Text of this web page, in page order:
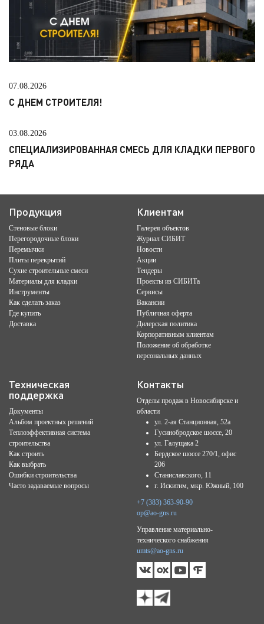
07.08.2026
С ДНЕМ СТРОИТЕЛЯ!
03.08.2026
СПЕЦИАЛИЗИРОВАННАЯ СМЕСЬ ДЛЯ КЛАДКИ ПЕРВОГО
РЯДА
Продукция
Стеновые блоки
Перегородочные блоки
Перемычки
Плиты перекрытий
Сухие строительные смеси
Материалы для кладки
Инструменты
Как сделать заказ
Где купить
Доставка
Клиентам
Галерея объектов
Журнал СИБИТ
Новости
Акции
Тендеры
Проекты из СИБИТа
Сервисы
Вакансии
Публичная оферта
Дилерская политика
Корпоративным клиентам
Положение об обработке
персональных данных
Техническая
поддержка
Документы
Альбом проектных решений
Теплоэффективная система
строительства
Как строить
Как выбрать
Ошибки строительства
Часто задаваемые вопросы
Контакты
Отделы продаж в Новосибирске и
области
ул. 2-ая Станционная, 52а
Гусинобродское шоссе, 20
ул. Галущака 2
Бердское шоссе 270/1, офис
206
Станиславского, 11
г. Искитим, мкр. Южный, 100
+7 (383) 363-90-90
op@ao-gns.ru
Управление материально-
технического снабжения
umts@ao-gns.ru